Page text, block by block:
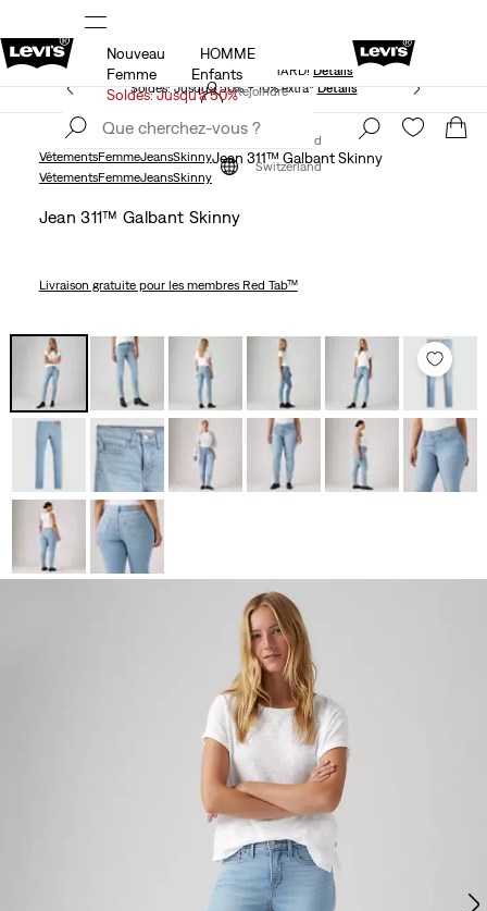
KLARNA: ACHETEZ MAINTENANT ET PAYEZ PLUS
TARD! Détails
Rejoindre
Switzerland
Nouveau
HOMME
Femme
Enfants
Soldes: Jusqu’à 50%
Soldes: Jusqu’à 50% + 10% extra* Détails
maintenant
Switzerland
VêtementsFemmeJeansSkinnyJean 311™ Galbant Skinny
VêtementsFemmeJeansSkinny
Jean 311™ Galbant Skinny
Livraison gratuitepour les membres Red Tab™